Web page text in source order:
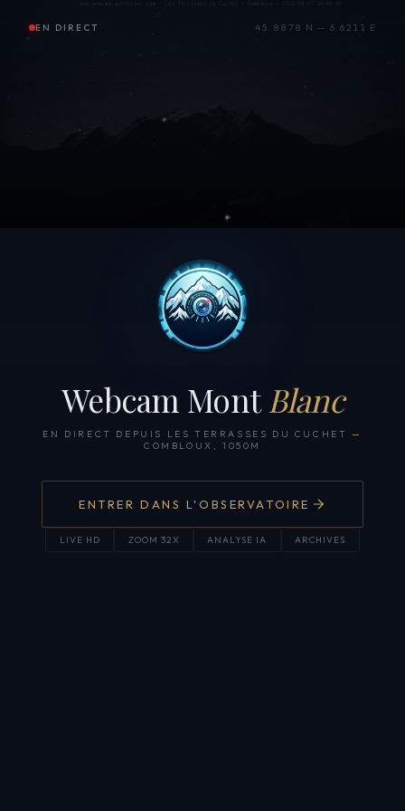
EN DIRECT 45.8878 N — 6.6211 E
Webcam Mont Blanc
EN DIRECT DEPUIS LES TERRASSES DU CUCHET —
COMBLOUX, 1050M
ENTRER DANS L'OBSERVATOIRE
LIVE HD ZOOM 32X ANALYSE IA ARCHIVES